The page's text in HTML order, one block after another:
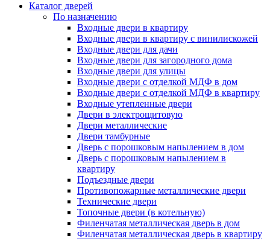
Каталог дверей
По назначению
Входные двери в квартиру
Входные двери в квартиру с винилискожей
Входные двери для дачи
Входные двери для загородного дома
Входные двери для улицы
Входные двери с отделкой МДФ в дом
Входные двери с отделкой МДФ в квартиру
Входные утепленные двери
Двери в электрощитовую
Двери металлические
Двери тамбурные
Дверь с порошковым напылением в дом
Дверь с порошковым напылением в
квартиру
Подъездные двери
Противопожарные металлические двери
Технические двери
Топочные двери (в котельную)
Филенчатая металлическая дверь в дом
Филенчатая металлическая дверь в квартиру